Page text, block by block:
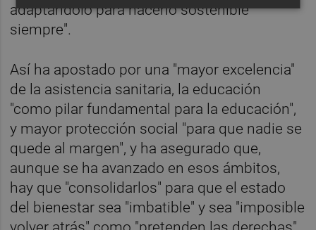
adaptándolo para hacerlo sostenible
siempre".
Así ha apostado por una "mayor excelencia"
de la asistencia sanitaria, la educación
"como pilar fundamental para la educación",
y mayor protección social "para que nadie se
quede al margen", y ha asegurado que,
aunque se ha avanzado en esos ámbitos,
hay que "consolidarlos" para que el estado
del bienestar sea "imbatible" y sea "imposible